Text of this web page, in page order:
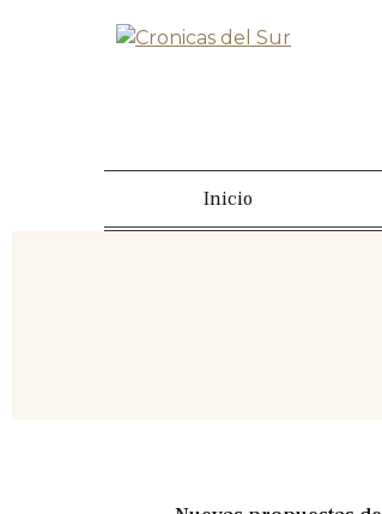
Inicio